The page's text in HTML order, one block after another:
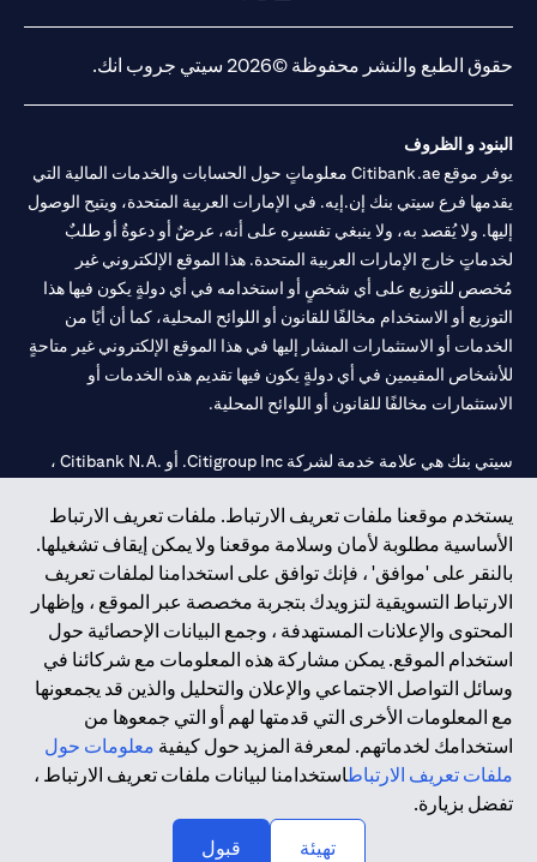
يستخدم موقعنا ملفات تعريف الارتباط. ملفات تعريف الارتباط
الأساسية مطلوبة لأمان وسلامة موقعنا ولا يمكن إيقاف تشغيلها.
بالنقر على 'موافق' ، فإنك توافق على استخدامنا لملفات تعريف
الارتباط التسويقية لتزويدك بتجربة مخصصة عبر الموقع ، وإظهار
المحتوى والإعلانات المستهدفة ، وجمع البيانات الإحصائية حول
استخدام الموقع. يمكن مشاركة هذه المعلومات مع شركائنا في
وسائل التواصل الاجتماعي والإعلان والتحليل والذين قد يجمعونها
مع المعلومات الأخرى التي قدمتها لهم أو التي جمعوها من
استخدامك لخدماتهم. لمعرفة المزيد حول كيفية معلومات حول
ملفات تعريف الارتباطاستخدامنا لبيانات ملفات تعريف الارتباط ،
تفضل بزيارة.
تهيئة
قبول
حقوق الطبع والنشر محفوظة ©2026 سيتي جروب انك.
البنود و الظروف
يوفر موقع Citibank.ae معلوماتٍ حول الحسابات والخدمات المالية التي
يقدمها فرع سيتي بنك إن.إيه. في الإمارات العربية المتحدة، ويتيح الوصول
إليها. ولا يُقصد به، ولا ينبغي تفسيره على أنه، عرضٌ أو دعوةٌ أو طلبٌ
لخدماتٍ خارج الإمارات العربية المتحدة. هذا الموقع الإلكتروني غير
مُخصص للتوزيع على أي شخصٍ أو استخدامه في أي دولةٍ يكون فيها هذا
التوزيع أو الاستخدام مخالفًا للقانون أو اللوائح المحلية، كما أن أيًا من
الخدمات أو الاستثمارات المشار إليها في هذا الموقع الإلكتروني غير متاحةٍ
للأشخاص المقيمين في أي دولةٍ يكون فيها تقديم هذه الخدمات أو
الاستثمارات مخالفًا للقانون أو اللوائح المحلية.
سيتي بنك هي علامة خدمة لشركة Citigroup Inc. أو .Citibank N.A ،
سيتي بنك إن. إيه. الإمارات مسجل لدى مصرف الإمارات المركزي تحت
أرقام التراخيص 202563 لفرع الوصل في دبي، 531989 لفرع مول
الإمارات في دبي، و CN-1002019 لفرع أبوظبي. هاتف: 4000 311 04.
فرع سيتي بنك إن إيه - الإمارات العربية المتحدة مرخص من مصرف
الإمارات العربية المتحدة المركزي كفرع لبنك أجنبي.
سيتي بنك إن إيه الإمارات العربية المتحدة مرخص من هيئة الأوراق المالية
والسلع في الإمارات العربية المتحدة ("SCA") للقيام بالنشاط المالي لـ أ)
الاستشارات المالية والتعريف والترويج بموجب ترخيص رقم
20200000097 ب) وسيط تداول في الأسواق الدولية بموجب ترخيص